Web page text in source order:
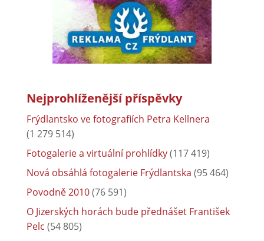
Nejprohlíženější příspěvky
Frýdlantsko ve fotografiích Petra Kellnera
(1 279 514)
Fotogalerie a virtuální prohlídky(117 419)
Nová obsáhlá fotogalerie Frýdlantska (95 464)
Povodně 2010(76 591)
O Jizerských horách bude přednášet František
Pelc (54 805)